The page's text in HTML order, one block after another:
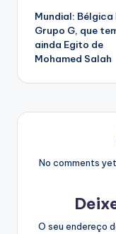
Mundial: Bélgica
Grupo G, que
ainda Egito de
Mohamed Salah
No comments
O seu endereço